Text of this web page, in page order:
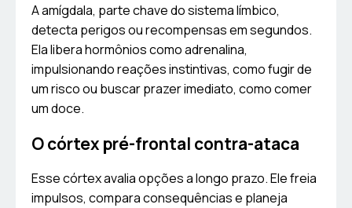
A amígdala, parte chave do sistema límbico,
detecta perigos ou recompensas em segundos.
Ela libera hormônios como adrenalina,
impulsionando reações instintivas, como fugir de
um risco ou buscar prazer imediato, como comer
um doce.
O córtex pré-frontal contra-ataca
Esse córtex avalia opções a longo prazo. Ele freia
impulsos, compara consequências e planeja